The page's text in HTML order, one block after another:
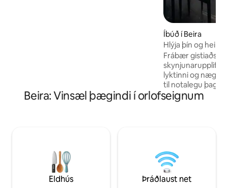
Íbúð í Beira
Hlýja þín og
Frábær
lyktinni og
til notalegu
þér að slaka á og
útsýni yfir
eldhús.
nokkurra
Beira: Vinsæl þægindi í orlofseignum
Eldhús Þráðlaust net